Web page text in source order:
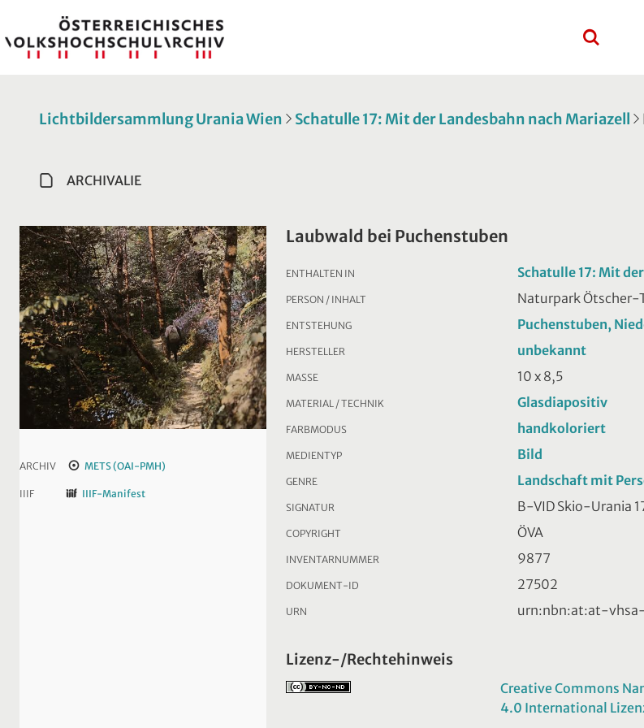
Lichtbildersammlung Urania Wien Schatulle 17: Mit der Landesbahn nach Mariazell
ARCHIVALIE
ARCHIV METS (OAI-PMH)
IIIF IIIF-Manifest
Laubwald bei Puchenstuben
ENTHALTEN IN Schatulle 17: Mit
PERSON / INHALT Naturpark Ötscher-
ENTSTEHUNG Puchenstuben,
HERSTELLER unbekannt
MASSE 10 x 8,5
MATERIAL / TECHNIK Glasdiapositiv
FARBMODUS handkoloriert
MEDIENTYP Bild
GENRE Landschaft mit
SIGNATUR B-VID Skio-Urania
COPYRIGHT ÖVA
INVENTARNUMMER 9877
DOKUMENT-ID 27502
URN urn:nbn:at:at-
Lizenz-/Rechtehinweis
Creative Commons
4.0 International